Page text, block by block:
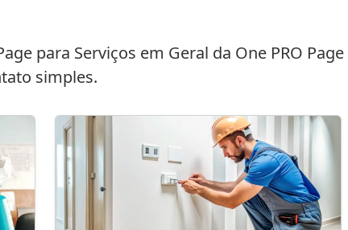
para Serviços em Geral da One PRO Page
simples.